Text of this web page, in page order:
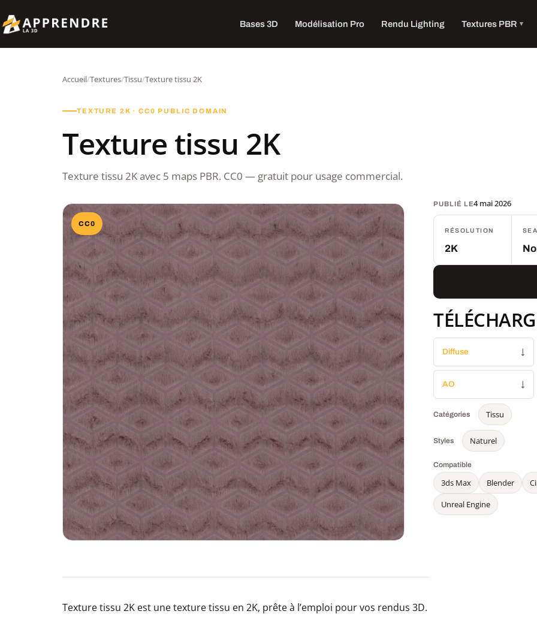
Bases 3D Modélisation Pro Rendu Lighting Textures PBR
Accueil/Textures/Tissu/Texture tissu 2K
TEXTURE 2K · CC0 PUBLIC DOMAIN
Texture tissu 2K
Texture tissu 2K avec 5 maps PBR. CC0 — gratuit pour usage commercial.
CC0
PUBLIÉ LE4 mai 2026
RÉSOLUTION
2K
Diffuse ↓
AO ↓
Catégories Tissu
Styles Naturel
Compatible
3ds Max Blender
Unreal Engine
Texture tissu 2K est une texture tissu en 2K, prête à l’emploi pour vos rendus 3D.